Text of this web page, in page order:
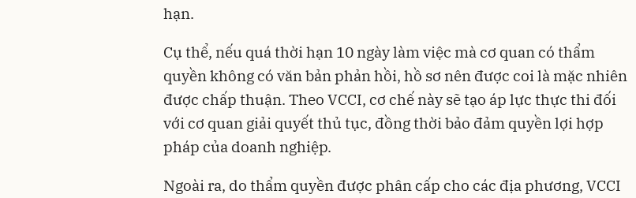
hạn.
Cụ thể, nếu quá thời hạn 10 ngày làm việc mà cơ quan có thẩm
quyền không có văn bản phản hồi, hồ sơ nên được coi là mặc nhiên
được chấp thuận. Theo VCCI, cơ chế này sẽ tạo áp lực thực thi đối
với cơ quan giải quyết thủ tục, đồng thời bảo đảm quyền lợi hợp
pháp của doanh nghiệp.
Ngoài ra, do thẩm quyền được phân cấp cho các địa phương, VCCI